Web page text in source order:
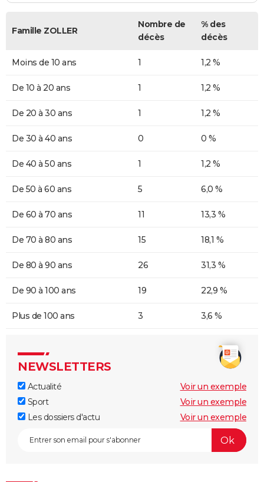
Famille ZOLLER
Nombre de
décès
% des
décès
Moins de 10 ans 1 1,2 %
De 10 à 20 ans 1 1,2 %
De 20 à 30 ans 1 1,2 %
De 30 à 40 ans 0 0 %
De 40 à 50 ans 1 1,2 %
De 50 à 60 ans 5 6,0 %
De 60 à 70 ans 11 13,3 %
De 70 à 80 ans 15 18,1 %
De 80 à 90 ans 26 31,3 %
De 90 à 100 ans 19 22,9 %
Plus de 100 ans 3 3,6 %
NEWSLETTERS
Actualité
Voir un exemple
Sport
Voir un exemple
Les dossiers d'actu
Voir un exemple